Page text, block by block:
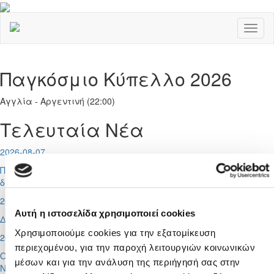
Αυτή η ιστοσελίδα χρησιμοποιεί cookies
Χρησιμοποιούμε cookies για την εξατομίκευση
περιεχομένου, για την παροχή λειτουργιών κοινωνικών
μέσων και για την ανάλυση της περιήγησή σας στην
Παγκόσμιο Κύπελλο 2026
Αγγλία - Αργεντινή (22:00)
Τελευταία Νέα
2026-08-07
Ποδοσφαιριστές μπορούν να εγγράφονται στα μητρώα
διαιτητών (κανονισμοί και προϋποθέσεις)
2026-08-06
Διαιτητές φιλικών αγώνων
2026-08-05
Οι προπονητές των Εθνικών Ομάδων Γυναικών, Futsal και
Νεανίδων Κ-19